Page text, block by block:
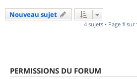
Nouveau sujet
4 sujets • Page 1 sur
PERMISSIONS DU FORUM